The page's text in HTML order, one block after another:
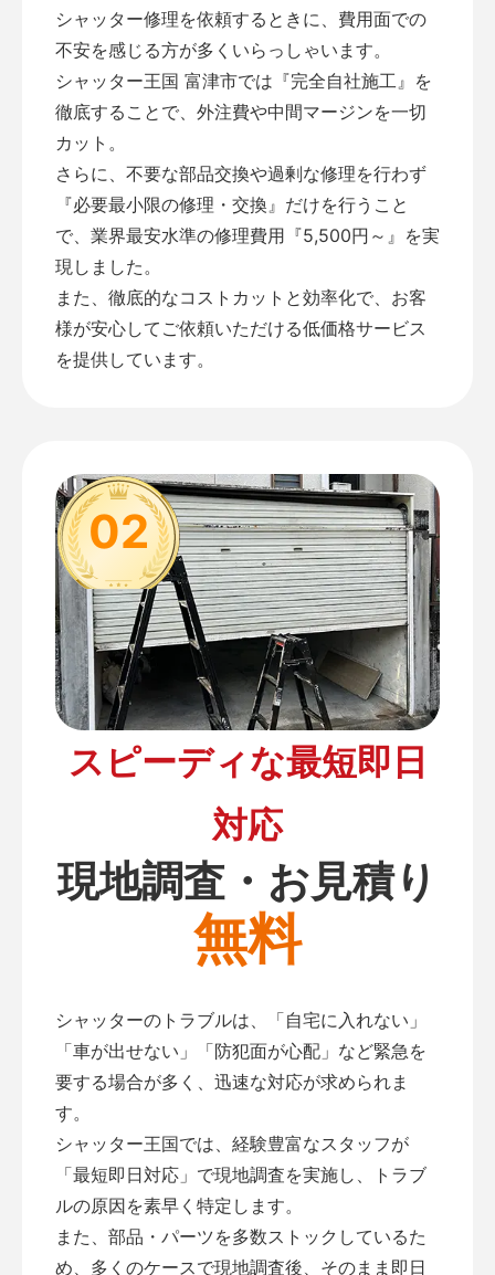
シャッター修理を依頼するときに、費用面での
不安を感じる方が多くいらっしゃいます。
シャッター王国 富津市では『完全自社施工』を
徹底することで、外注費や中間マージンを一切
カット。
さらに、不要な部品交換や過剰な修理を行わず
『必要最小限の修理・交換』だけを行うこと
で、業界最安水準の修理費用『5,500円～』を実
現しました。
また、徹底的なコストカットと効率化で、お客
様が安心してご依頼いただける低価格サービス
を提供しています。
02
スピーディな最短即日
対応
現地調査・お見積り
無料
シャッターのトラブルは、「自宅に入れない」
「車が出せない」「防犯面が心配」など緊急を
要する場合が多く、迅速な対応が求められま
す。
シャッター王国では、経験豊富なスタッフが
「最短即日対応」で現地調査を実施し、トラブ
ルの原因を素早く特定します。
また、部品・パーツを多数ストックしているた
め、多くのケースで現地調査後、そのまま即日